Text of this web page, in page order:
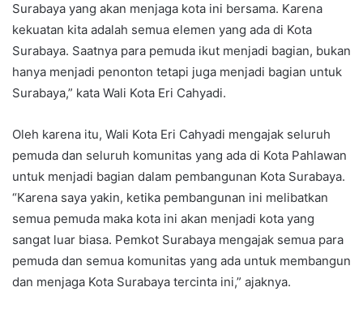
Surabaya yang akan menjaga kota ini bersama. Karena
kekuatan kita adalah semua elemen yang ada di Kota
Surabaya. Saatnya para pemuda ikut menjadi bagian, bukan
hanya menjadi penonton tetapi juga menjadi bagian untuk
Surabaya,” kata Wali Kota Eri Cahyadi.
Oleh karena itu, Wali Kota Eri Cahyadi mengajak seluruh
pemuda dan seluruh komunitas yang ada di Kota Pahlawan
untuk menjadi bagian dalam pembangunan Kota Surabaya.
“Karena saya yakin, ketika pembangunan ini melibatkan
semua pemuda maka kota ini akan menjadi kota yang
sangat luar biasa. Pemkot Surabaya mengajak semua para
pemuda dan semua komunitas yang ada untuk membangun
dan menjaga Kota Surabaya tercinta ini,” ajaknya.